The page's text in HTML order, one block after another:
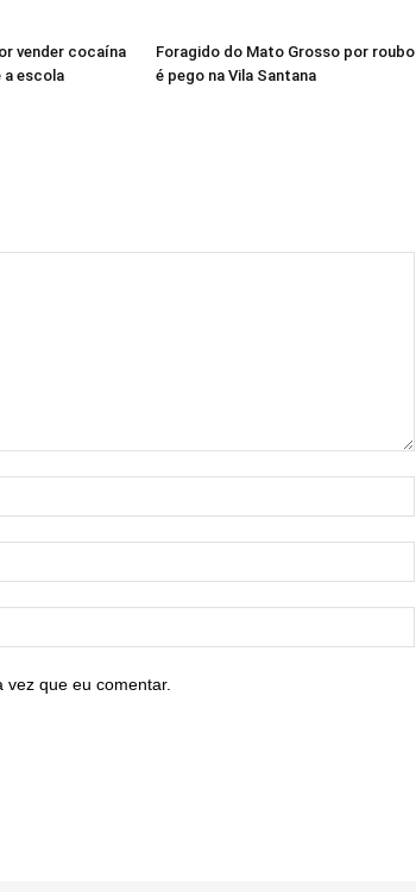
vender cocaína
a escola
Foragido do Mato Grosso por roubo
é pego na Vila Santana
que eu comentar.